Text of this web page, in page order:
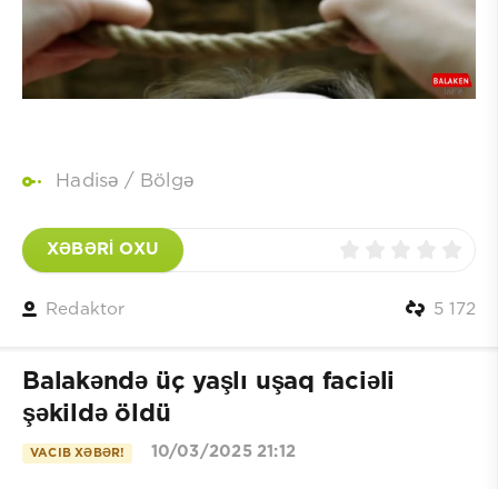
Hadisə / Bölgə
XƏBƏRİ OXU
Redaktor 5 172
Balakəndə üç yaşlı uşaq faciəli
şəkildə öldü
VACIB XƏBƏR! 10/03/2025 21:12